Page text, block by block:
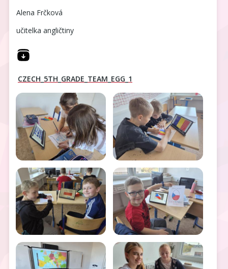
Alena Frčková
učitelka angličtiny
CZECH_5TH_GRADE_TEAM_EGG_1